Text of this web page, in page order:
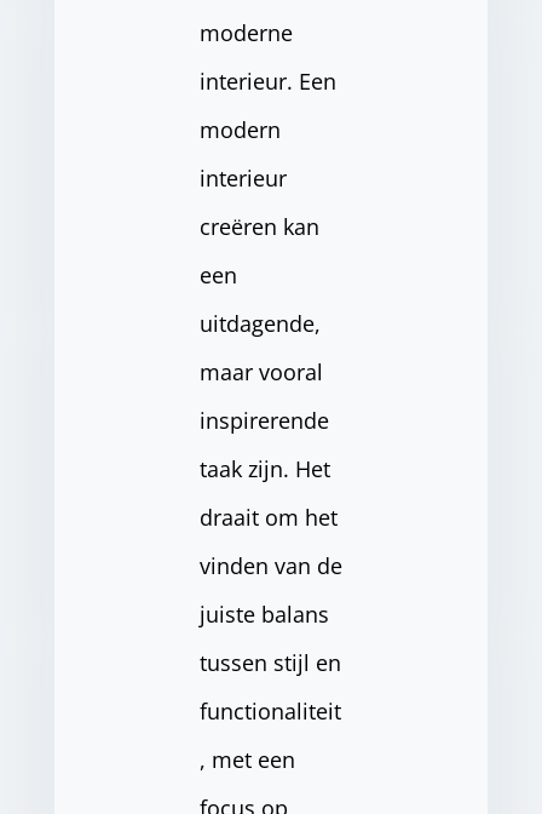
moderne
interieur. Een
modern
interieur
creëren kan
een
uitdagende,
maar vooral
inspirerende
taak zijn. Het
draait om het
vinden van de
juiste balans
tussen stijl en
functionaliteit
, met een
focus op